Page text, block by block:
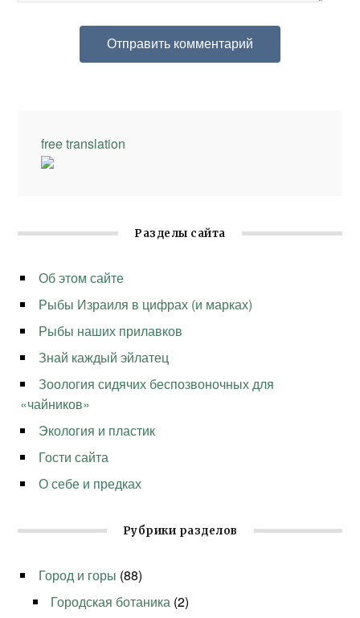
free translation
Разделы сайта
Об этом сайте
Рыбы Израиля в цифрах (и марках)
Рыбы наших прилавков
Знай каждый эйлатец
Зоология сидячих беспозвоночных для
«чайников»
Экология и пластик
Гости сайта
О себе и предках
Рубрики разделов
Город и горы (88)
Городская ботаника (2)